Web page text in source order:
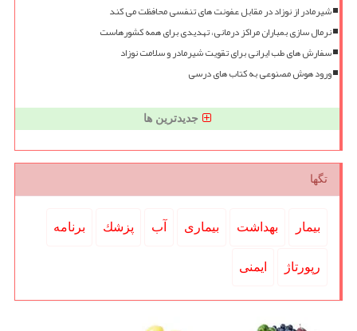
شیرمادر از نوزاد در مقابل عفونت های تنفسی محافظت می کند
نرمال سازی بمباران مراکز درمانی، تهدیدی برای همه کشورهاست
سفارش های طب ایرانی برای تقویت شیرمادر و سلامت نوزاد
ورود هوش مصنوعی به کتاب های درسی
جدیدترین ها
تگها
بیمار بهداشت بیماری آب پزشك برنامه
رپورتاژ ایمنی